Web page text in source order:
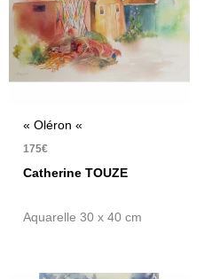
« Oléron «
175€
Catherine TOUZE
Aquarelle 30 x 40 cm